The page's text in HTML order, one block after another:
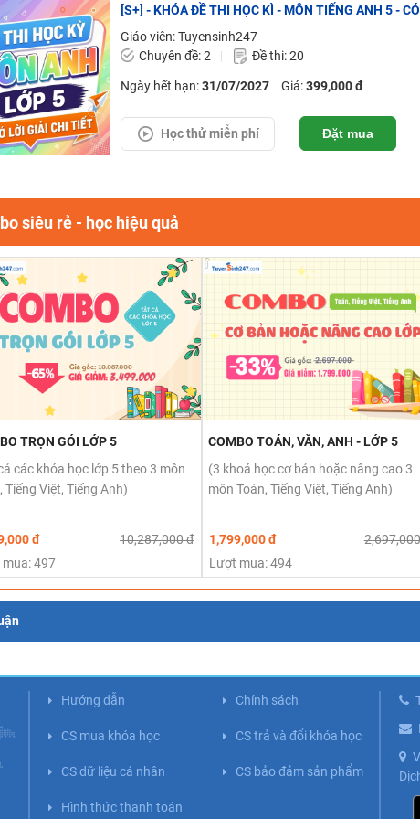
[S+] - KHÓA ĐỀ THI HỌC KÌ - MÔN TIẾNG ANH 5 -
Giáo viên: Tuyensinh247
Chuyên đề: 2
Đề thi: 20
Ngày hết hạn:31/07/2027 Giá:399,000 đ
Học thử miễn phí Đặt mua
siêu rẻ - học hiệu quả
TRỌN GÓI LỚP 5
các khóa học lớp 5 theo 3 môn
Tiếng Việt, Tiếng Anh)
đ
10,287,000 đ
497
COMBO TOÁN, VĂN, ANH - LỚP 5
(3 khoá học cơ bản hoặc nâng cao 3
môn Toán, Tiếng Việt, Tiếng Anh)
1,799,000 đ
Lượt mua: 494
Hướng dẫn Chính sách
CS mua khóa học CS trả và đổi khóa học
CS dữ liệu cá nhân CS bảo đảm sản phẩm
Hình thức thanh toán